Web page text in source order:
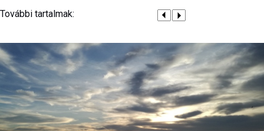
További tartalmak: